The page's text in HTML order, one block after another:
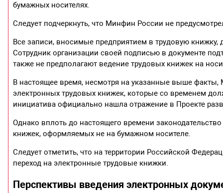
бумажных носителях.
Следует подчеркнуть, что Минфин России не
Все записи, вносимые предприятием в трудовую книжку,
Сотрудник организации своей подписью в документе
также не предполагают ведение трудовых книжек на
В настоящее время, несмотря на указанные выше
электронных трудовых книжек, которые со временем
инициатива официально нашла отражение в Проекте
Однако вплоть до настоящего времени
книжек, оформляемых не на бумажном носителе.
Следует отметить, что на территории Российской
переход на электронные трудовые книжки.
Перспективы введения электронных